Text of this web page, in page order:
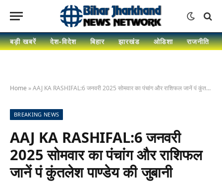
बड़ी खबरें देश-विदेश बिहार झारखंड ओडिशा राजनीति
Home »AAJ KA RASHIFAL:6 जनवरी 2025 सोमवार का पंचांग और राशिफल जानें पं कुंतलेश पाण्डेय की जुबानी
BREAKING NEWS
AAJ KA RASHIFAL:6 जनवरी
2025 सोमवार का पंचांग और राशिफल
जानें पं कुंतलेश पाण्डेय की जुबानी